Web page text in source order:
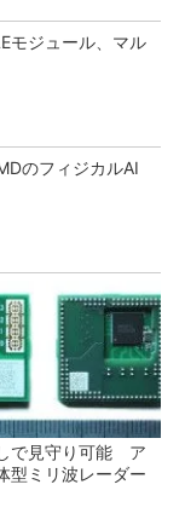
モジュール、マル
のフィジカルAI
で見守り可能 ア
型ミリ波レーダー